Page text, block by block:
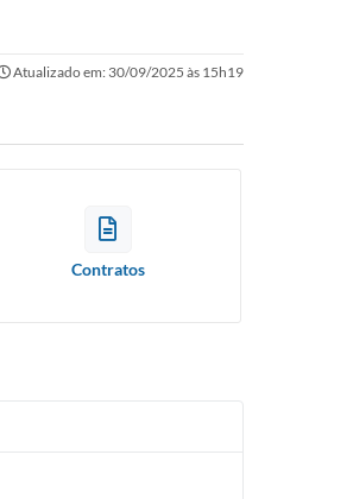
Atualizado em: 30/09/2025 às 15h19
Contratos